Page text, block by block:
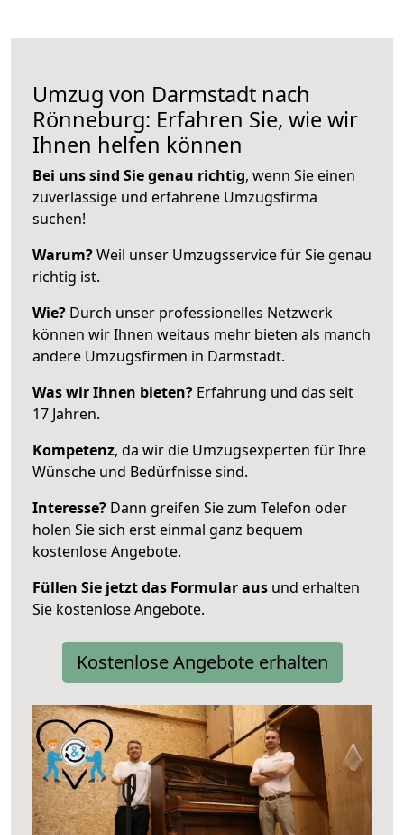
Umzug von Darmstadt nach
Rönneburg: Erfahren Sie, wie wir
Ihnen helfen können
Bei uns sind Sie genau richtig, wenn Sie einen
zuverlässige und erfahrene Umzugsfirma
suchen!
Warum?Weil unser Umzugsservice für Sie genau
richtig ist.
Wie? Durch unser professionelles Netzwerk
können wir Ihnen weitaus mehr bieten als manch
andere Umzugsfirmen in Darmstadt.
Was wir Ihnen bieten? Erfahrung und das seit
17 Jahren.
Kompetenz, da wir die Umzugsexperten für Ihre
Wünsche und Bedürfnisse sind.
Interesse? Dann greifen Sie zum Telefon oder
holen Sie sich erst einmal ganz bequem
kostenlose Angebote.
Füllen Sie jetzt das Formular aus und erhalten
Sie kostenlose Angebote.
Kostenlose Angebote erhalten